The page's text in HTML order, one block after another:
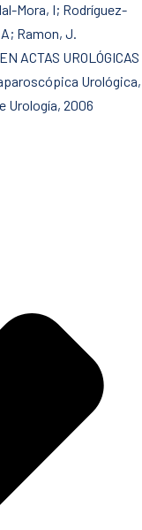
Mora, I; Rodríguez-
Ramon, J.
ACTAS UROLÓGICAS
Urológica,
Urología, 2006